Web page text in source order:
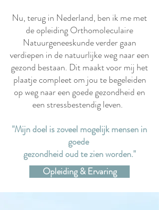
Nu, terug in Nederland, ben ik me met
de opleiding Orthomoleculaire
Natuurgeneeskunde verder gaan
verdiepen in de natuurlijke weg naar een
gezond bestaan. Dit maakt voor mij het
plaatje compleet om jou te begeleiden
op weg naar een goede gezondheid en
een stressbestendig leven.
"Mijn doel is zoveel mogelijk mensen in
goede
gezondheid oud te zien worden."
Opleiding & Ervaring